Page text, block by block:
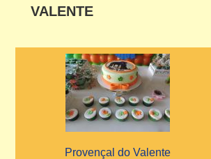
VALENTE
Provençal do Valente